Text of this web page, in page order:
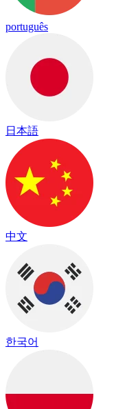
português
日本語
中文
한국어